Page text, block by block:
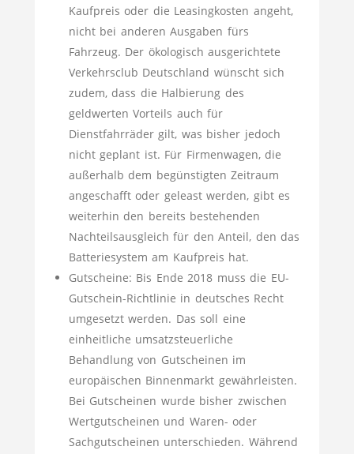
Kaufpreis oder die Leasingkosten angeht,
nicht bei anderen Ausgaben fürs
Fahrzeug. Der ökologisch ausgerichtete
Verkehrsclub Deutschland wünscht sich
zudem, dass die Halbierung des
geldwerten Vorteils auch für
Dienstfahrräder gilt, was bisher jedoch
nicht geplant ist. Für Firmenwagen, die
außerhalb dem begünstigten Zeitraum
angeschafft oder geleast werden, gibt es
weiterhin den bereits bestehenden
Nachteilsausgleich für den Anteil, den das
Batteriesystem am Kaufpreis hat.
Gutscheine: Bis Ende 2018 muss die EU-
Gutschein-Richtlinie in deutsches Recht
umgesetzt werden. Das soll eine
einheitliche umsatzsteuerliche
Behandlung von Gutscheinen im
europäischen Binnenmarkt gewährleisten.
Bei Gutscheinen wurde bisher zwischen
Wertgutscheinen und Waren- oder
Sachgutscheinen unterschieden. Während